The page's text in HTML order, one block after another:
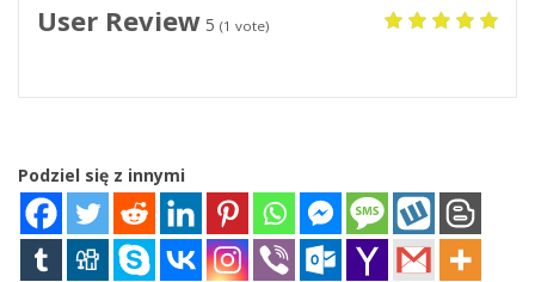
User Review 5 (1 vote)
Podziel się z innymi